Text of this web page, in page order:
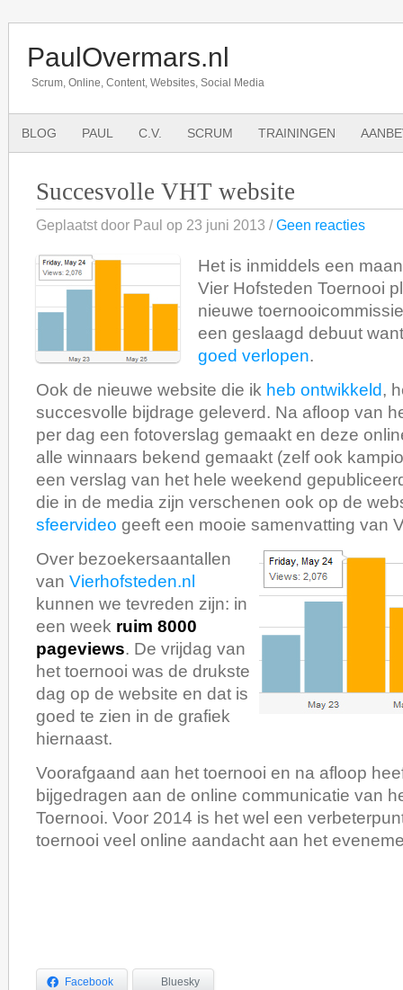
PaulOvermars.nl
Scrum, Online, Content, Websites, Social Media
BLOG PAUL C.V. SCRUM TRAININGEN
Succesvolle VHT website
Geplaatst door Paul op 23 juni 2013 /Geen reacties
Het is inmiddels een
Vier Hofsteden Toernooi
nieuwe
een geslaagd debuut
goed verlopen.
Ook de nieuwe website die ik heb ontwikkeld,
succesvolle bijdrage geleverd. Na afloop van
per dag een fotoverslag gemaakt en deze
alle winnaars bekend gemaakt (zelf ook
een verslag van het hele weekend
die in de media zijn verschenen ook op de
sfeervideo geeft een mooie samenvatting van
Over bezoekersaantallen
van Vierhofsteden.nl
kunnen we tevreden zijn: in
een week ruim 8000
pageviews. De vrijdag van
het toernooi was de drukste
dag op de website en dat is
goed te zien in de grafiek
hiernaast.
Voorafgaand aan het toernooi en na afloop
bijgedragen aan de online communicatie van
Toernooi. Voor 2014 is het wel een
toernooi veel online aandacht aan het
Facebook Bluesky